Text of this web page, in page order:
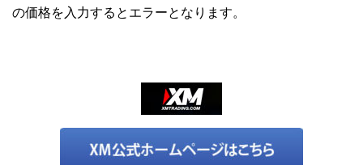
の価格を入力するとエラーとなります。